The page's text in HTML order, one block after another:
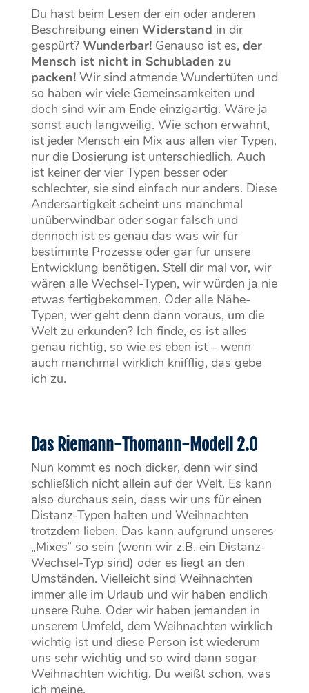
Du hast beim Lesen der ein oder anderen
Beschreibung einen Widerstand in dir
gespürt? Wunderbar!Genauso ist es, der
Mensch ist nicht in Schubladen zu
packen!Wir sind atmende Wundertüten und
so haben wir viele Gemeinsamkeiten und
doch sind wir am Ende einzigartig. Wäre ja
sonst auch langweilig. Wie schon erwähnt,
ist jeder Mensch ein Mix aus allen vier Typen,
nur die Dosierung ist unterschiedlich. Auch
ist keiner der vier Typen besser oder
schlechter, sie sind einfach nur anders. Diese
Andersartigkeit scheint uns manchmal
unüberwindbar oder sogar falsch und
dennoch ist es genau das was wir für
bestimmte Prozesse oder gar für unsere
Entwicklung benötigen. Stell dir mal vor, wir
wären alle Wechsel-Typen, wir würden ja nie
etwas fertigbekommen. Oder alle Nähe-
Typen, wer geht denn dann voraus, um die
Welt zu erkunden? Ich finde, es ist alles
genau richtig, so wie es eben ist – wenn
auch manchmal wirklich knifflig, das gebe
ich zu.
Das Riemann-Thomann-Modell 2.0
Nun kommt es noch dicker, denn wir sind
schließlich nicht allein auf der Welt. Es kann
also durchaus sein, dass wir uns für einen
Distanz-Typen halten und Weihnachten
trotzdem lieben. Das kann aufgrund unseres
„Mixes” so sein (wenn wir z.B. ein Distanz-
Wechsel-Typ sind) oder es liegt an den
Umständen. Vielleicht sind Weihnachten
immer alle im Urlaub und wir haben endlich
unsere Ruhe. Oder wir haben jemanden in
unserem Umfeld, dem Weihnachten wirklich
wichtig ist und diese Person ist wiederum
uns sehr wichtig und so wird dann sogar
Weihnachten wichtig. Du weißt schon, was
ich meine.